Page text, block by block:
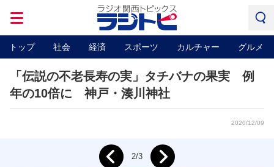
トップ 社会 経済 スポーツ カルチャー グルメ
「伝説の不老長寿の実」タチバナの果実 例
年の10倍に 神戸・湊川神社
2020/12/09
Prev 2/3 Next